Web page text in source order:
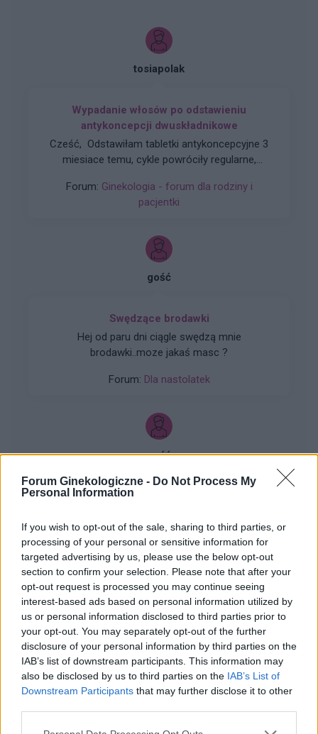
Forum Ginekologiczne - Do Not Process My
Personal Information
If you wish to opt-out of the sale, sharing to third parties, or
processing of your personal or sensitive information for
targeted advertising by us, please use the below opt-out
section to confirm your selection. Please note that after your
opt-out request is processed you may continue seeing
interest-based ads based on personal information utilized by
us or personal information disclosed to third parties prior to
your opt-out. You may separately opt-out of the further
disclosure of your personal information by third parties on the
IAB’s list of downstream participants. This information may
also be disclosed by us to third parties on the IAB’s List of
Downstream Participants that may further disclose it to other
tosiapolak
Wypadanie włosów po odstawieniu
antykoncepcji dwuskładnikowe
Cześć, Odstawiłam tabletki antykoncepcyjne 3
miesiace temu, cykle powróciły regularne,
zwiększone wypadanie włosów oraz pieczenie
skory glowy przy dotyku. Kiedy u Was po
zmniejszyło wypadanie włosów? Też miałyście
takie problemy?
Forum: Ginekologia - forum dla rodziny i
pacjentki
gość
Swędzące brodawki
Hej od paru dni ciągle swędzą mnie
brodawki..moze jakaś masc ?
Forum: Dla nastolatek
gość
Czy to normalne ?
krostki na pochwie szczególnie po goleniu nie
wiem czy to wina maszynki...
Forum: Dla nastolatek
xyz2345
Krostka na wardze sromowej
Wyskoczył mi taki guzek na wardze sromowej